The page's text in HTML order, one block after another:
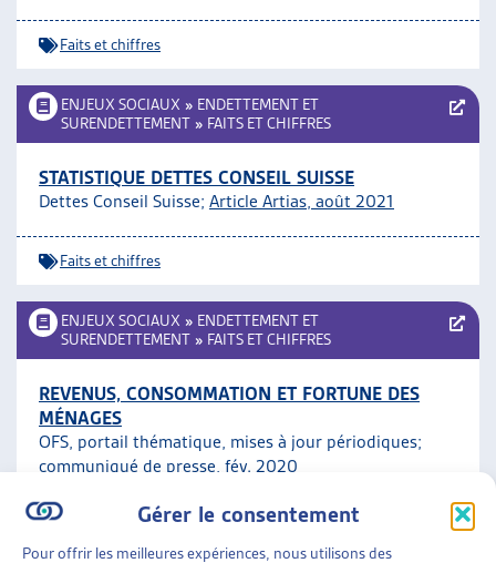
Gérer le consentement
Pour offrir les meilleures expériences, nous utilisons des
Faits et chiffres
ENJEUX SOCIAUX » ENDETTEMENT ET
SURENDETTEMENT » FAITS ET CHIFFRES
STATISTIQUE DETTES CONSEIL SUISSE
Dettes Conseil Suisse; Article Artias, août 2021
Faits et chiffres
ENJEUX SOCIAUX » ENDETTEMENT ET
SURENDETTEMENT » FAITS ET CHIFFRES
REVENUS, CONSOMMATION ET FORTUNE DES
MÉNAGES
OFS, portail thématique, mises à jour périodiques;
communiqué de presse, fév. 2020
Faits et chiffres